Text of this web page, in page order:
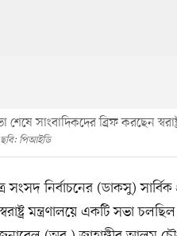
শেষে সাংবাদিকদের ব্রিফ করছেন
ছবি: পিআইডি
সংসদ নির্বাচনের (ডাকসু)
মন্ত্রণালয়ে একটি সভা